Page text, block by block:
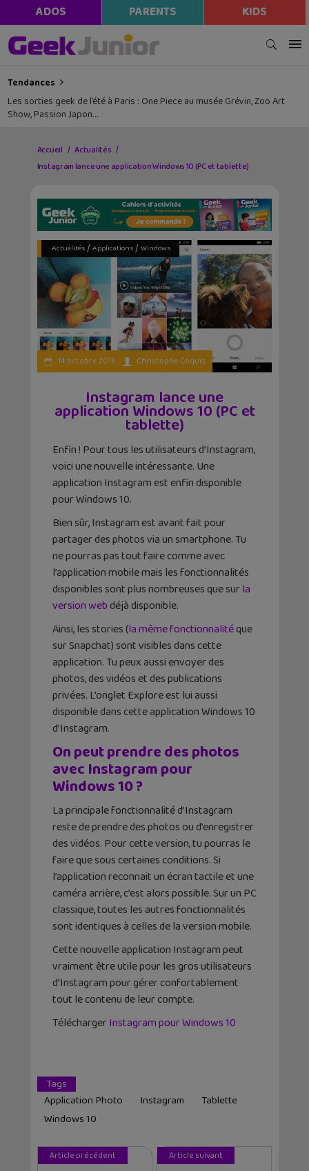
ADOS PARENTS KIDS
Tendances
Les sorties geek de l’été à Paris : One Piece au musée Grévin, Zoo Art
Show, Passion Japon…
Accueil
Actualités
Instagram lance une application Windows 10 (PC et tablette)
Actualités/ Applications/ Windows
14 octobre 2016 Christophe Coquis
Instagram lance une
application Windows 10 (PC et
tablette)
Enfin ! Pour tous les utilisateurs d’Instagram,
voici une nouvelle intéressante. Une
application Instagram est enfin disponible
pour Windows 10.
Bien sûr, Instagram est avant fait pour
partager des photos via un smartphone. Tu
ne pourras pas tout faire comme avec
l’application mobile mais les fonctionnalités
disponibles sont plus nombreuses que surla
version web déjà disponible.
Ainsi, les stories (la même fonctionnalitéque
sur Snapchat) sont visibles dans cette
application. Tu peux aussi envoyer des
photos, des vidéos et des publications
privées. L’onglet Explore est lui aussi
disponible dans cette application Windows 10
d’Instagram.
On peut prendre des photos
avec Instagram pour
Windows 10 ?
La principale fonctionnalité d’Instagram
reste de prendre des photos ou d’enregistrer
des vidéos. Pour cette version, tu pourras le
faire que sous certaines conditions. Si
l’application reconnait un écran tactile et une
caméra arrière, c’est alors possible. Sur un PC
classique, toutes les autres fonctionnalités
sont identiques à celles de la version mobile.
Cette nouvelle application Instagram peut
vraiment être utile pour les gros utilisateurs
d’Instagram pour gérer confortablement
tout le contenu de leur compte.
TéléchargerInstagram pour Windows 10
Tags
Application Photo
Instagram
Tablette
Windows 10
Article précédent Article suivant